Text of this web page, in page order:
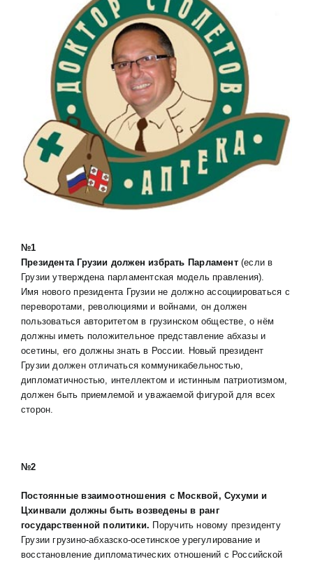
№1
Президента Грузии должен избрать Парламент(если в
Грузии утверждена парламентская модель правления).
Имя нового президента Грузии не должно ассоциироваться с
переворотами, революциями и войнами, он должен
пользоваться авторитетом в грузинском обществе, о нём
должны иметь положительное представление абхазы и
осетины, его должны знать в России. Новый президент
Грузии должен отличаться коммуникабельностью,
дипломатичностью, интеллектом и истинным патриотизмом,
должен быть приемлемой и уважаемой фигурой для всех
сторон.
№2
Постоянные взаимоотношения с Москвой, Сухуми и
Цхинвали должны быть возведены в ранг
государственной политики. Поручить новому президенту
Грузии грузино-абхазско-осетинское урегулирование и
восстановление дипломатических отношений с Российской